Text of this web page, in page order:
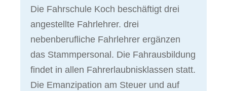
Die Fahrschule Koch beschäftigt drei
angestellte Fahrlehrer. drei
nebenberufliche Fahrlehrer ergänzen
das Stammpersonal. Die Fahrausbildung
findet in allen Fahrerlaubnisklassen statt.
Die Emanzipation am Steuer und auf